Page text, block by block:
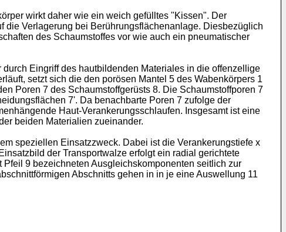
wirkt daher wie ein weich gefülltes "Kissen". Der
Verlagerung bei Berührungsflächenanlage. Diesbezüglich
des Schaumstoffes vor wie auch ein pneumatischer
Eingriff des hautbildenden Materiales in die offenzellige
setzt sich die den porösen Mantel 5 des Wabenkörpers 1
Poren 7 des Schaumstoffgerüsts 8. Die Schaumstoffporen 7
7ʹ. Da benachbarte Poren 7 zufolge der
Haut-Verankerungsschlaufen. Insgesamt ist eine
beiden Materialien zueinander.
speziellen Einsatzzweck. Dabei ist die Verankerungstiefe x
der Transportwalze erfolgt ein radial gerichtete
9 bezeichneten Ausgleichskomponenten seitlich zur
Abschnitts gehen in in je eine Auswellung 11